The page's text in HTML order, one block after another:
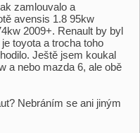
zamlouvalo a
avensis 1.8 95kw
2009+. Renault by byl
toyota a trocha toho
Ještě jsem koukal
a nebo mazda 6, ale obě
Nebráním se ani jiným